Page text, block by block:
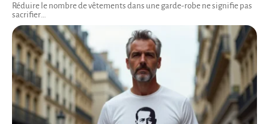
Réduire le nombre de vêtements dans une garde-robe ne signifie pas
sacrifier